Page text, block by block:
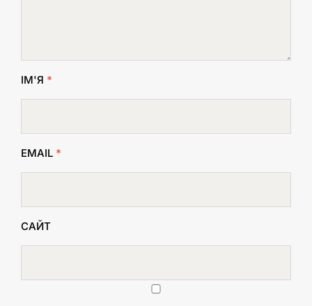
ІМ'Я *
EMAIL *
САЙТ